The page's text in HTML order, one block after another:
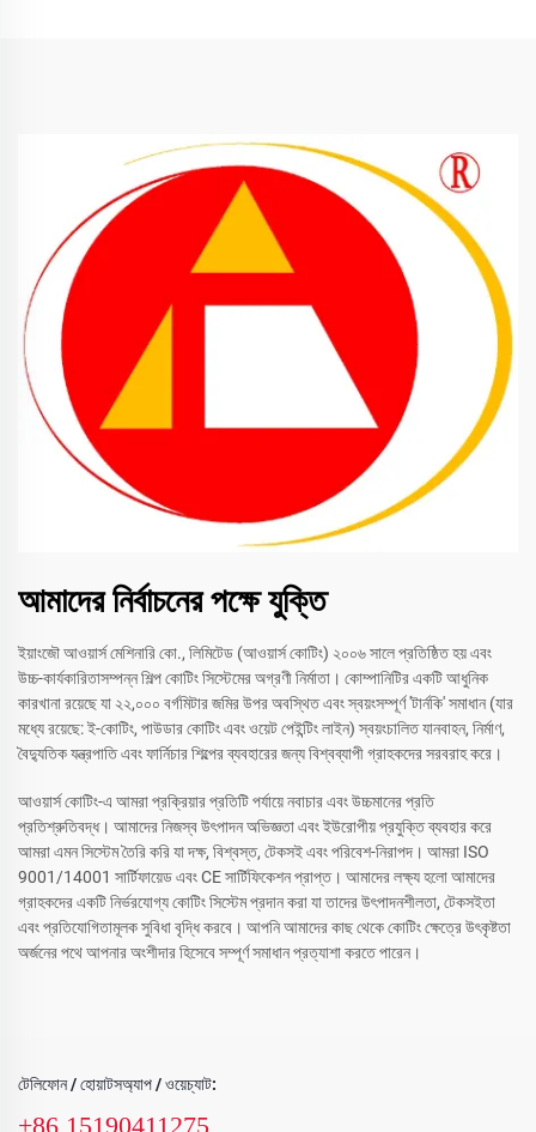
আমাদের নির্বাচনের পক্ষে যুক্তি
ইয়াংজৌ আওয়ার্স মেশিনারি কো., লিমিটেড (আওয়ার্স কোটিং) ২০০৬ সালে প্রতিষ্ঠিত হয় এবং
উচ্চ-কার্যকারিতাসম্পন্ন শিল্প কোটিং সিস্টেমের অগ্রণী নির্মাতা। কোম্পানিটির একটি আধুনিক
কারখানা রয়েছে যা ২২,০০০ বর্গমিটার জমির উপর অবস্থিত এবং স্বয়ংসম্পূর্ণ 'টার্নকি' সমাধান (যার
মধ্যে রয়েছে: ই-কোটিং, পাউডার কোটিং এবং ওয়েট পেইন্টিং লাইন) স্বয়ংচালিত যানবাহন, নির্মাণ,
বৈদ্যুতিক যন্ত্রপাতি এবং ফার্নিচার শিল্পের ব্যবহারের জন্য বিশ্বব্যাপী গ্রাহকদের সরবরাহ করে।
আওয়ার্স কোটিং-এ আমরা প্রক্রিয়ার প্রতিটি পর্যায়ে নবাচার এবং উচ্চমানের প্রতি
প্রতিশ্রুতিবদ্ধ। আমাদের নিজস্ব উৎপাদন অভিজ্ঞতা এবং ইউরোপীয় প্রযুক্তি ব্যবহার করে
আমরা এমন সিস্টেম তৈরি করি যা দক্ষ, বিশ্বস্ত, টেকসই এবং পরিবেশ-নিরাপদ। আমরা ISO
9001/14001 সার্টিফায়েড এবং CE সার্টিফিকেশন প্রাপ্ত। আমাদের লক্ষ্য হলো আমাদের
গ্রাহকদের একটি নির্ভরযোগ্য কোটিং সিস্টেম প্রদান করা যা তাদের উৎপাদনশীলতা, টেকসইতা
এবং প্রতিযোগিতামূলক সুবিধা বৃদ্ধি করবে। আপনি আমাদের কাছ থেকে কোটিং ক্ষেত্রে উৎকৃষ্টতা
অর্জনের পথে আপনার অংশীদার হিসেবে সম্পূর্ণ সমাধান প্রত্যাশা করতে পারেন।
টেলিফোন / হোয়াটসঅ্যাপ / ওয়েচ্যাট:
+86 15190411275